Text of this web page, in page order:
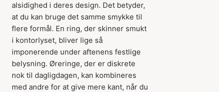
alsidighed i deres design. Det betyder,
at du kan bruge det samme smykke til
flere formål. En ring, der skinner smukt
i kontorlyset, bliver lige så
imponerende under aftenens festlige
belysning. Øreringe, der er diskrete
nok til dagligdagen, kan kombineres
med andre for at give mere kant, når du